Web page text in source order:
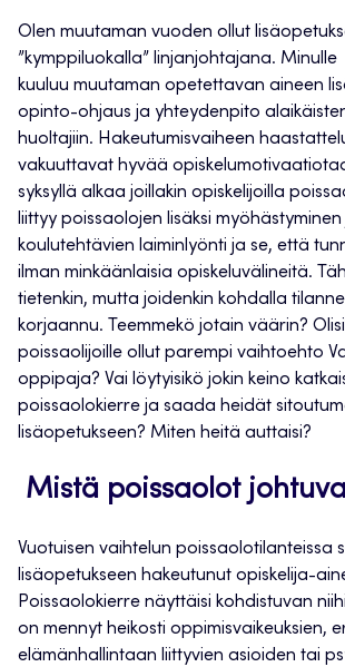
Olen muutaman vuoden ollut
”kymppiluokalla” linjanjohtajana. Minulle
kuuluu muutaman opetettavan aineen
opinto-ohjaus ja yhteydenpito
huoltajiin. Hakeutumisvaiheen
vakuuttavat hyvää
syksyllä alkaa joillakin opiskelijoilla
liittyy poissaolojen lisäksi
koulutehtävien laiminlyönti ja se, että
ilman minkäänlaisia opiskeluvälineitä.
tietenkin, mutta joidenkin kohdalla
korjaannu. Teemmekö jotain väärin?
poissaolijoille ollut parempi vaihtoehto
oppipaja? Vai löytyisikö jokin keino
poissaolokierre ja saada heidät
lisäopetukseen? Miten heitä auttaisi?
Mistä poissaolot
Vuotuisen vaihtelun poissaolotilanteissa
lisäopetukseen hakeutunut opiskelija-
Poissaolokierre näyttäisi kohdistuvan nii
on mennyt heikosti oppimisvaikeuksien,
elämänhallintaan liittyvien asioiden tai